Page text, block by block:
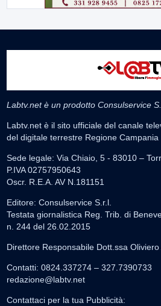
Labtv.net è un prodotto Consulservice
Labtv.net è il sito ufficiale del canale
del digitale terrestre Regione Campania
Sede legale: Via Chiaio, 5 - 83010 –
P.IVA 02757950643
Oscr. R.E.A. AV N.181151
Editore: Consulservice S.r.l.
Testata giornalistica Reg. Trib. di
n. 244 del 26.02.2015
Direttore Responsabile Dott.ssa Oliviero
Contatti: 0824.337274 – 327.7390733
redazione@labtv.net
Contattaci per la tua Pubblicità: